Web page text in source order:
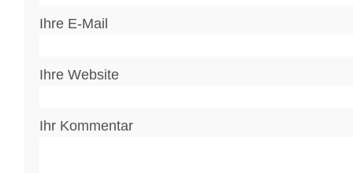
Ihre E-Mail
Ihre Website
Ihr Kommentar